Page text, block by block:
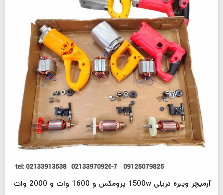
آرمیچر ویبره دریلی 1500w پرومکس و 1600 وات و 2000 وات